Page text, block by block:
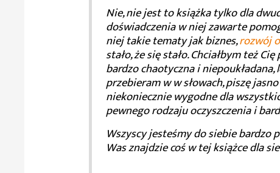
Nie, nie jest to książka tylko dla
doświadczenia w niej zawarte
niej takie tematy jak biznes,rozwój
stało, że się stało. Chciałbym też
bardzo chaotyczna i
przebieram w w słowach, piszę
niekoniecznie wygodne dla
pewnego rodzaju oczyszczenia i
Wszyscy jesteśmy do siebie bardzo
Was znajdzie coś w tej książce dla